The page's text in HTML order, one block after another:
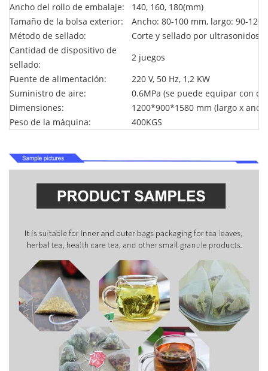
Ancho del rollo de embalaje:
140, 160, 180(mm)
Tamaño de la bolsa exterior:
Ancho: 80-100 mm, largo: 90-120
Método de sellado:
Corte y sellado por ultrasonidos
Cantidad de dispositivo de
sellado:
2 juegos
Fuente de alimentación:
220 V, 50 Hz, 1,2 KW
Suministro de aire:
0.6MPa (se puede equipar con
Dimensiones:
1200*900*1580 mm (largo x
Peso de la máquina:
400KGS